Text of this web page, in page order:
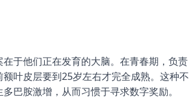
于他们正在发育的大脑。在青春期，负责
叶皮层要到25岁左右才完全成熟。这种不
巴胺激增，从而习惯于寻求数字奖励。